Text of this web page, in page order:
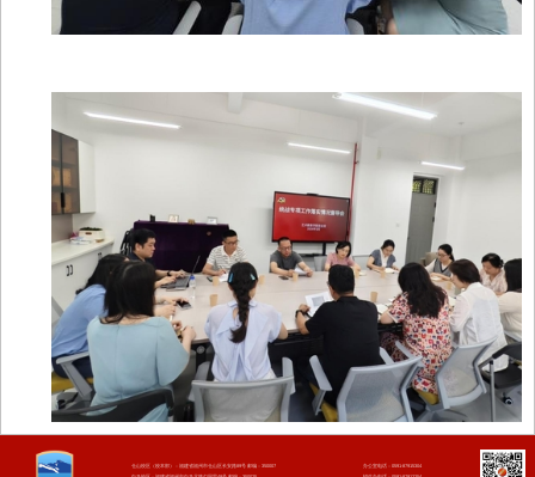
仓山校区（校本部）：福建省福州市仓山区长安路89号邮编：350007
办公室电话： 0591-87915304